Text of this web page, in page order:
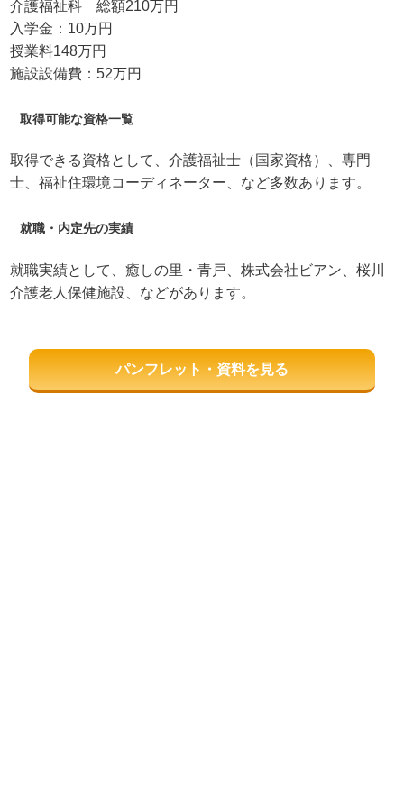
介護福祉科 総額210万円
入学金：10万円
授業料148万円
施設設備費：52万円
取得可能な資格一覧
取得できる資格として、介護福祉士（国家資格）、専門
士、福祉住環境コーディネーター、など多数あります。
就職・内定先の実績
就職実績として、癒しの里・青戸、株式会社ビアン、桜川
介護老人保健施設、などがあります。
パンフレット・資料を見る